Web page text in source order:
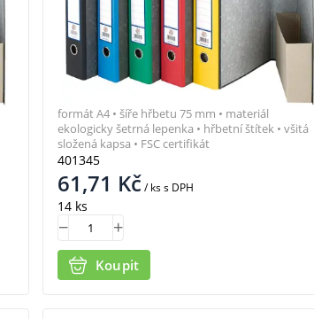
401345
61,71 Kč/ kss DPH
14 ks
Koupit
formát A4 • šíře hřbetu 75 mm • materiál
ekologicky šetrná lepenka • hřbetní štítek • všitá
složená kapsa • FSC certifikát